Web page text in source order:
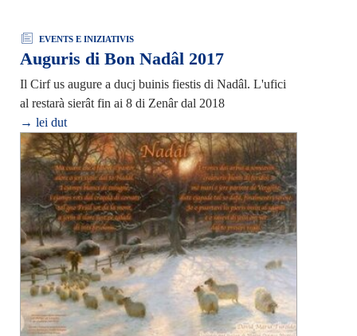
EVENTS E INIZIATIVIS
Auguris di Bon Nadâl 2017
Il Cirf us augure a ducj buinis fiestis di Nadâl. L'ufici
al restarà sierât fin ai 8 di Zenâr dal 2018
→ lei dut